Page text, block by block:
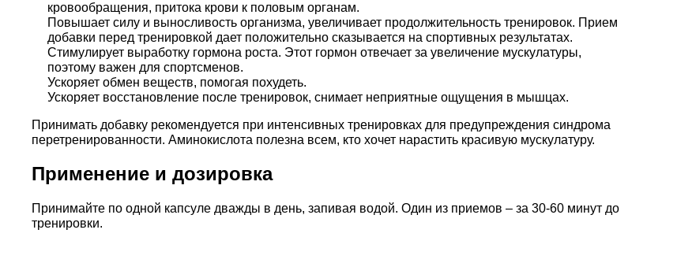
кровообращения, притока крови к половым органам.
Повышает силу и выносливость организма, увеличивает продолжительность тренировок. Прием
добавки перед тренировкой дает положительно сказывается на спортивных результатах.
Стимулирует выработку гормона роста. Этот гормон отвечает за увеличение мускулатуры,
поэтому важен для спортсменов.
Ускоряет обмен веществ, помогая похудеть.
Ускоряет восстановление после тренировок, снимает неприятные ощущения в мышцах.
Принимать добавку рекомендуется при интенсивных тренировках для предупреждения синдрома
перетренированности. Аминокислота полезна всем, кто хочет нарастить красивую мускулатуру.
Применение и дозировка
Принимайте по одной капсуле дважды в день, запивая водой. Один из приемов – за 30-60 минут до
тренировки.